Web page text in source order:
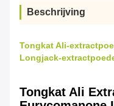
Beschrijving
Tongkat Ali-
Longjack-
Tongkat Ali